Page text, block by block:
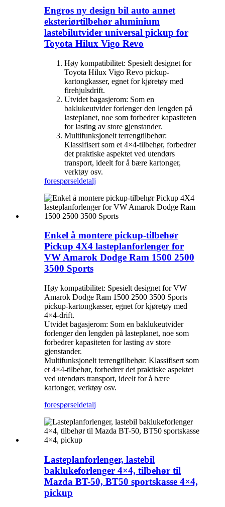
Engros ny design bil auto annet
eksteriørtilbehør aluminium
lastebilutvider universal pickup for
Toyota Hilux Vigo Revo
Høy kompatibilitet: Spesielt designet for
Toyota Hilux Vigo Revo pickup-
kartongkasser, egnet for kjøretøy med
firehjulsdrift.
Utvidet bagasjerom: Som en
baklukeutvider forlenger den lengden på
lasteplanet, noe som forbedrer kapasiteten
for lasting av store gjenstander.
Multifunksjonelt terrengtilbehør:
Klassifisert som et 4×4-tilbehør, forbedrer
det praktiske aspektet ved utendørs
transport, ideelt for å bære kartonger,
verktøy osv.
forespørseldetalj
Enkel å montere pickup-tilbehør
Pickup 4X4 lasteplanforlenger for
VW Amarok Dodge Ram 1500 2500
3500 Sports
Høy kompatibilitet: Spesielt designet for VW
Amarok Dodge Ram 1500 2500 3500 Sports
pickup-kartongkasser, egnet for kjøretøy med
4×4-drift.
Utvidet bagasjerom: Som en baklukeutvider
forlenger den lengden på lasteplanet, noe som
forbedrer kapasiteten for lasting av store
gjenstander.
Multifunksjonelt terrengtilbehør: Klassifisert som
et 4×4-tilbehør, forbedrer det praktiske aspektet
ved utendørs transport, ideelt for å bære
kartonger, verktøy osv.
forespørseldetalj
Lasteplanforlenger, lastebil
baklukeforlenger 4×4, tilbehør til
Mazda BT-50, BT50 sportskasse 4×4,
pickup